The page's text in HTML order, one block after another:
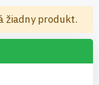
žiadny produkt.